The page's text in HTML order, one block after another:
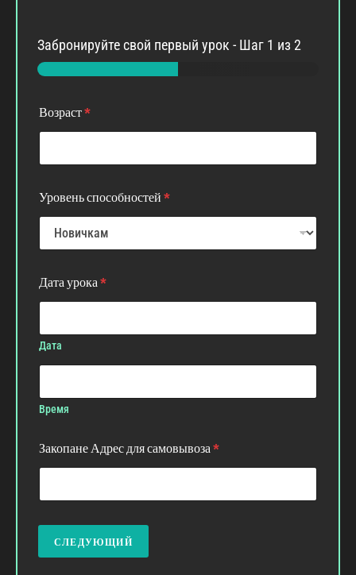
Забронируйте свой первый урок - Шаг 1 из 2
o
t
s
d
d
r
s
l
l
В
о
р
с
т
Возраст*
Уровень способностей*
Дата урока*
Дата
Время
Закопане Адрес для самовывоза*
СЛЕДУЮЩИЙ